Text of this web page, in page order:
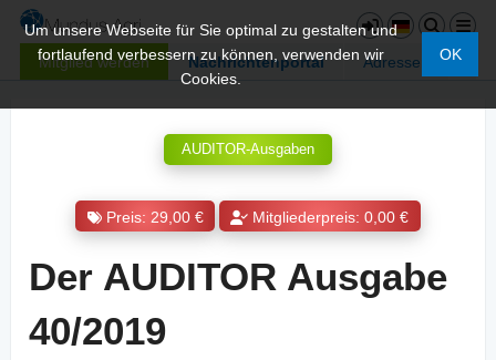
Mitglied werden Nachrichtenportal Adressen
Um unsere Webseite für Sie optimal zu gestalten und
fortlaufend verbessern zu können, verwenden wir
Cookies.
OK
AUDITOR-Ausgaben
Preis: 29,00 € Mitgliederpreis: 0,00 €
Der AUDITOR Ausgabe
40/2019